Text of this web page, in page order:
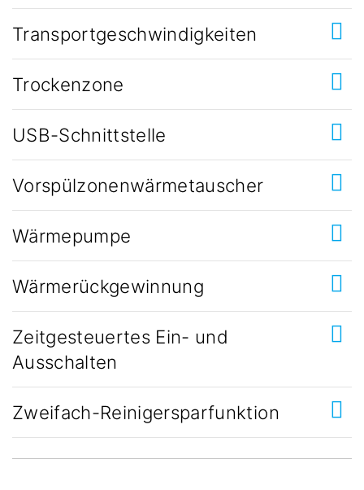
Transportgeschwindigkeiten
Trockenzone
USB-Schnittstelle
Vorspülzonenwärmetauscher
Wärmepumpe
Wärmerückgewinnung
Zeitgesteuertes Ein- und
Ausschalten
Zweifach-Reinigersparfunktion